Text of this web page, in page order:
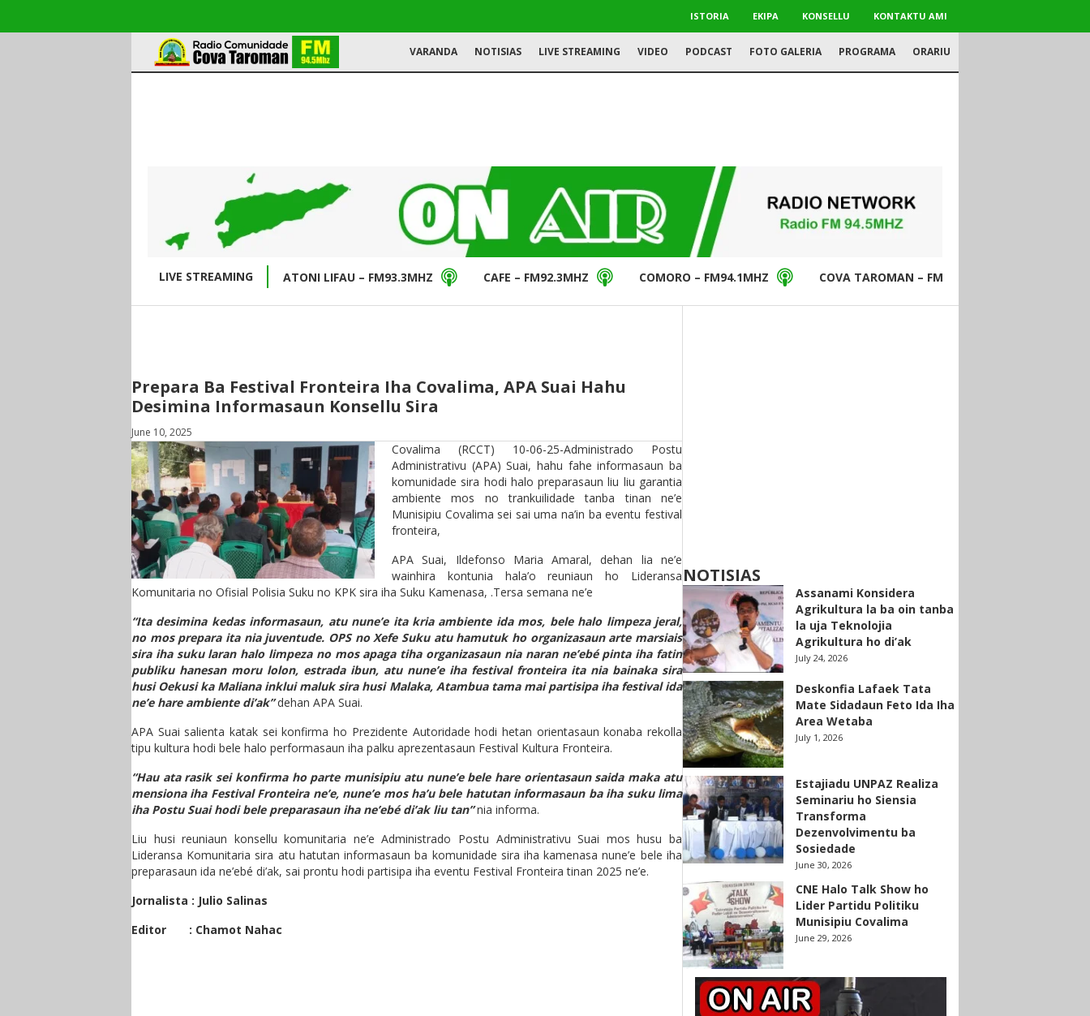
ISTORIA EKIPA KONSELLU KONTAKTU AMI
VARANDA NOTISIAS LIVE STREAMING VIDEO PODCAST FOTO GALERIA PROGRAMA ORARIU
LIVE STREAMING ATONI LIFAU – FM93.3MHZ CAFE – FM92.3MHZ COMORO – FM94.1MHZ COVA TAROMAN – FM94.5MHZ
Prepara Ba Festival Fronteira Iha Covalima, APA Suai Hahu
Desimina Informasaun Konsellu Sira
June 10, 2025
Covalima (RCCT) 10-06-25-Administrado Postu
Administrativu (APA) Suai, hahu fahe informasaun ba
komunidade sira hodi halo preparasaun liu liu garantia
ambiente mos no trankuilidade tanba tinan ne’e
Munisipiu Covalima sei sai uma na’in ba eventu festival
fronteira,
APA Suai, Ildefonso Maria Amaral, dehan lia ne’e
wainhira kontunia hala’o reuniaun ho Lideransa
Komunitaria no Ofisial Polisia Suku no KPK sira iha Suku Kamenasa, .Tersa semana ne’e
“Ita desimina kedas informasaun, atu nune’e ita kria ambiente ida mos, bele halo limpeza jeral,
no mos prepara ita nia juventude. OPS no Xefe Suku atu hamutuk ho organizasaun arte marsiais
sira iha suku laran halo limpeza no mos apaga tiha organizasaun nia naran ne’ebé pinta iha fatin
publiku hanesan moru lolon, estrada ibun, atu nune’e iha festival fronteira ita nia bainaka sira
husi Oekusi ka Maliana inklui maluk sira husi Malaka, Atambua tama mai partisipa iha festival ida
ne’e hare ambiente di’ak”dehan APA Suai.
APA Suai salienta katak sei konfirma ho Prezidente Autoridade hodi hetan orientasaun konaba rekolla
tipu kultura hodi bele halo performasaun iha palku aprezentasaun Festival Kultura Fronteira.
“Hau ata rasik sei konfirma ho parte munisipiu atu nune’e bele hare orientasaun saida maka atu
mensiona iha Festival Fronteira ne’e, nune’e mos ha’u bele hatutan informasaun ba iha suku lima
iha Postu Suai hodi bele preparasaun iha ne’ebé di’ak liu tan”nia informa.
Liu husi reuniaun konsellu komunitaria ne’e Administrado Postu Administrativu Suai mos husu ba
Lideransa Komunitaria sira atu hatutan informasaun ba komunidade sira iha kamenasa nune’e bele iha
preparasaun ida ne’ebé di’ak, sai prontu hodi partisipa iha eventu Festival Fronteira tinan 2025 ne’e.
Jornalista : Julio Salinas
Editor : Chamot Nahac
NOTISIAS
Assanami Konsidera
Agrikultura la ba oin tanba
la uja Teknolojia
Agrikultura ho di’ak
July 24, 2026
Deskonfia Lafaek Tata
Mate Sidadaun Feto Ida Iha
Area Wetaba
July 1, 2026
Estajiadu UNPAZ Realiza
Seminariu ho Siensia
Transforma
Dezenvolvimentu ba
Sosiedade
June 30, 2026
CNE Halo Talk Show ho
Lider Partidu Politiku
Munisipiu Covalima
June 29, 2026